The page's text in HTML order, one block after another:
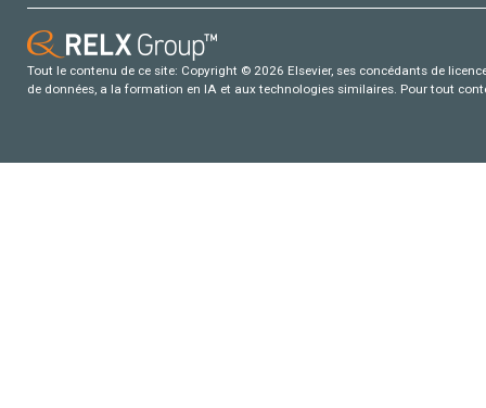
Tout le contenu de ce site: Copyright © 2026 Elsevier, ses concédants de
de données, a la formation en IA et aux technologies similaires. Pour tout